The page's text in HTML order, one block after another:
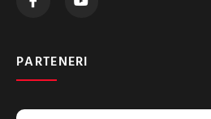
PARTENERI